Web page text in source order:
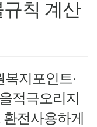
칙 계산
지포인트·
적극오리지
전사용하게